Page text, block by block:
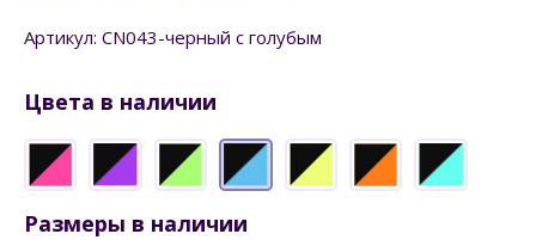
Артикул: CN043-черный с голубым
Цвета в наличии
Размеры в наличии